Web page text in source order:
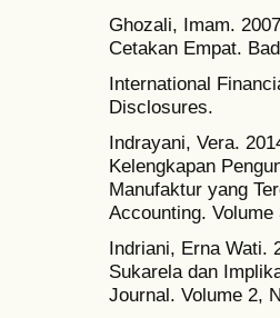
Ghozali, Imam.
Cetakan Empat.
International
Disclosures.
Indrayani, Vera.
Kelengkapan
Manufaktur yang
Accounting.
Indriani, Erna Wati.
Sukarela dan
Journal. Volume 2,